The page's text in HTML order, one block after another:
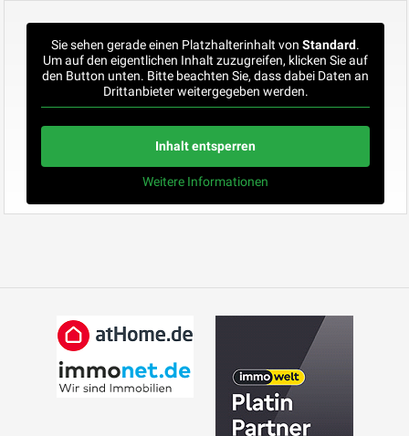
Sie sehen gerade einen Platzhalterinhalt von Standard.
Um auf den eigentlichen Inhalt zuzugreifen, klicken Sie auf
den Button unten. Bitte beachten Sie, dass dabei Daten an
Drittanbieter weitergegeben werden.
Inhalt entsperren
Weitere Informationen